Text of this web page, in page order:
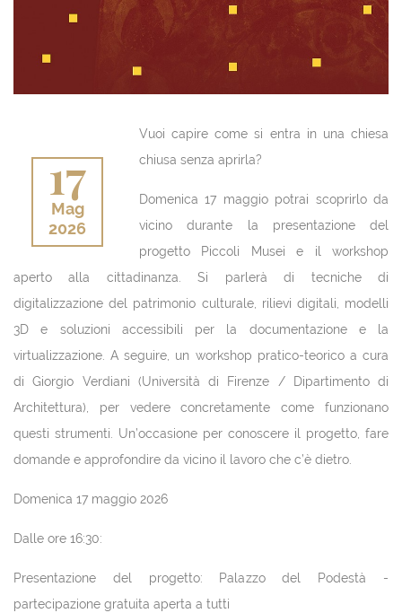
17
Mag
2026
Vuoi capire come si entra in una chiesa
chiusa senza aprirla?
Domenica 17 maggio potrai scoprirlo da
vicino durante la presentazione del
progetto Piccoli Musei e il workshop
aperto alla cittadinanza. Si parlerà di tecniche di
digitalizzazione del patrimonio culturale, rilievi digitali, modelli
3D e soluzioni accessibili per la documentazione e la
virtualizzazione. A seguire, un workshop pratico-teorico a cura
di Giorgio Verdiani (Università di Firenze / Dipartimento di
Architettura), per vedere concretamente come funzionano
questi strumenti. Un’occasione per conoscere il progetto, fare
domande e approfondire da vicino il lavoro che c’è dietro.
Domenica 17 maggio 2026
Dalle ore 16:30:
Presentazione del progetto: Palazzo del Podestà -
partecipazione gratuita aperta a tutti